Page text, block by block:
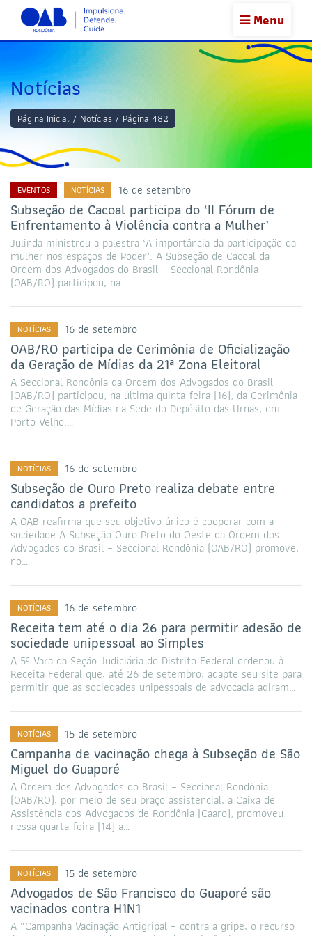
Menu
Notícias
Página Inicial / Notícias / Página 482
EVENTOS NOTÍCIAS 16 de setembro
Subseção de Cacoal participa do ‘II Fórum de
Enfrentamento à Violência contra a Mulher’
Julinda ministrou a palestra ‘A importância da participação da
mulher nos espaços de Poder’. A Subseção de Cacoal da
Ordem dos Advogados do Brasil – Seccional Rondônia
(OAB/RO) participou, na…
NOTÍCIAS 16 de setembro
OAB/RO participa de Cerimônia de Oficialização
da Geração de Mídias da 21ª Zona Eleitoral
A Seccional Rondônia da Ordem dos Advogados do Brasil
(OAB/RO) participou, na última quinta-feira (16), da Cerimônia
de Geração das Mídias na Sede do Depósito das Urnas, em
Porto Velho.…
NOTÍCIAS 16 de setembro
Subseção de Ouro Preto realiza debate entre
candidatos a prefeito
A OAB reafirma que seu objetivo único é cooperar com a
sociedade A Subseção Ouro Preto do Oeste da Ordem dos
Advogados do Brasil – Seccional Rondônia (OAB/RO) promove,
no…
NOTÍCIAS 16 de setembro
Receita tem até o dia 26 para permitir adesão de
sociedade unipessoal ao Simples
A 5ª Vara da Seção Judiciária do Distrito Federal ordenou à
Receita Federal que, até 26 de setembro, adapte seu site para
permitir que as sociedades unipessoais de advocacia adiram…
NOTÍCIAS 15 de setembro
Campanha de vacinação chega à Subseção de São
Miguel do Guaporé
A Ordem dos Advogados do Brasil – Seccional Rondônia
(OAB/RO), por meio de seu braço assistencial, a Caixa de
Assistência dos Advogados de Rondônia (Caaro), promoveu
nessa quarta-feira (14) a…
NOTÍCIAS 15 de setembro
Advogados de São Francisco do Guaporé são
vacinados contra H1N1
A “Campanha Vacinação Antigripal – contra a gripe, o recurso